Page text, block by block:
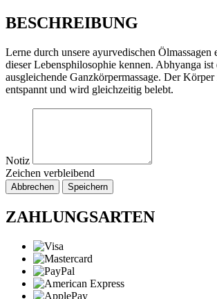
BESCHREIBUNG
Lerne durch unsere ayurvedischen Ölmassagen
dieser Lebensphilosophie kennen. Abhyanga ist
ausgleichende Ganzkörpermassage. Der Körper
entspannt und wird gleichzeitig belebt.
Notiz
Zeichen verbleibend
Abbrechen Speichern
ZAHLUNGSARTEN